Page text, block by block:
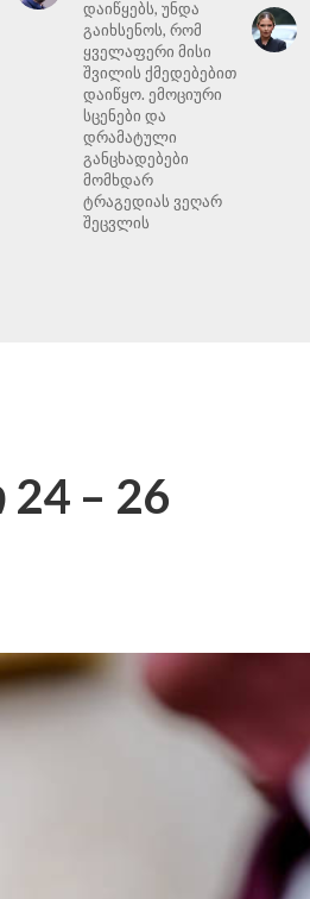
დაიწყებს, უნდა
გაიხსენოს, რომ
ყველაფერი მისი
შვილის ქმედებებით
დაიწყო. ემოციური
სცენები და
დრამატული
განცხადებები
მომხდარ
ტრაგედიას ვეღარ
შეცვლის
– 26